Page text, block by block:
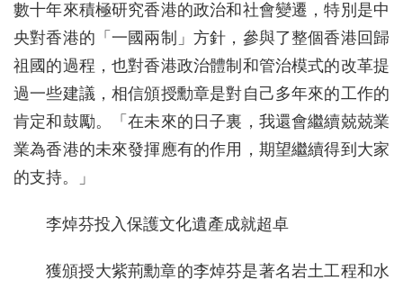
數十年來積極研究香港的政治和社會變遷，特別是中
央對香港的「一國兩制」方針，參與了整個香港回歸
祖國的過程，也對香港政治體制和管治模式的改革提
過一些建議，相信頒授勳章是對自己多年來的工作的
肯定和鼓勵。「在未來的日子裏，我還會繼續兢兢業
業為香港的未來發揮應有的作用，期望繼續得到大家
的支持。」
李焯芬投入保護文化遺產成就超卓
獲頒授大紫荊勳章的李焯芬是著名岩土工程和水